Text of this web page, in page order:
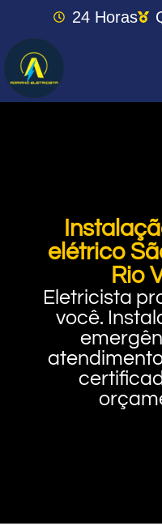
24 Horas
elétrico
Rio
Eletricista
você.